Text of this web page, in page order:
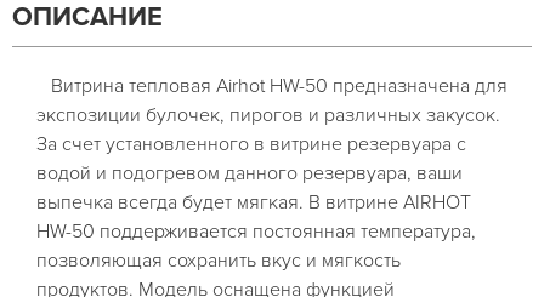
ОПИСАНИЕ
Витрина тепловая Airhot HW-50 предназначена для
экспозиции булочек, пирогов и различных закусок.
За счет установленного в витрине резервуара с
водой и подогревом данного резервуара, ваши
выпечка всегда будет мягкая. В витрине AIRHOT
HW-50 поддерживается постоянная температура,
позволяющая сохранить вкус и мягкость
продуктов. Модель оснащена функцией